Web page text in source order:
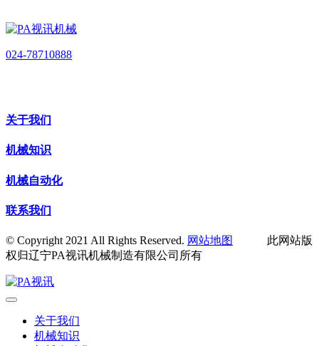
024-78710888
关于我们
机械知识
机械自动化
联系我们
© Copyright 2021 All Rights Reserved. 网站地图
此网站版
权归辽宁PA视讯机械制造有限公司所有
关于我们
机械知识